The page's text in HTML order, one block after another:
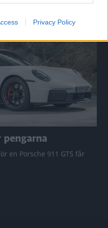
Privacy Policy
och Mazda CX-5.
en Porsche 911 GTS får